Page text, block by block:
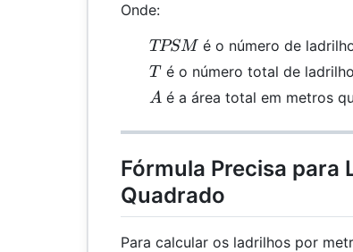
Onde:
TPSM
TPSM é o número de
T
T é o número total de
A
A é a área total em metros
Fórmula Precisa para
Quadrado
Para calcular os ladrilhos por